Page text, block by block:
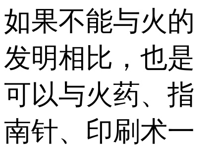
如果不能与火的
发明相比，也是
可以与火药、指
南针、印刷术一